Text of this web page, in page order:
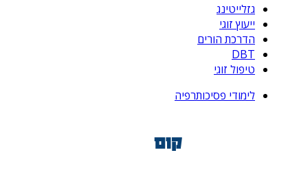
גזלייטינג
ייעוץ זוגי
הדרכת הורים
DBT
טיפול זוגי
לימודי פסיכותרפיה